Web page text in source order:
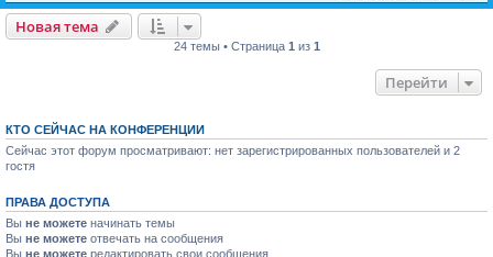
Новая тема
24 темы • Страница 1 из 1
Перейти
КТО СЕЙЧАС НА КОНФЕРЕНЦИИ
Сейчас этот форум просматривают: нет зарегистрированных пользователей и 2
гостя
ПРАВА ДОСТУПА
Вы не можете начинать темы
Вы не можете отвечать на сообщения
Вы не можете редактировать свои сообщения